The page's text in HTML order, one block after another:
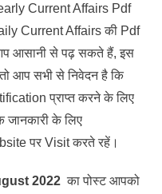
Current Affairs Pdf
Current Affairs की Pdf
आसानी से पढ़ सकते हैं, इस
आप सभी से निवेदन है कि
प्राप्त करने के लिए
के लिए
पर Visit करते रहें।
2022 का पोस्ट आपको